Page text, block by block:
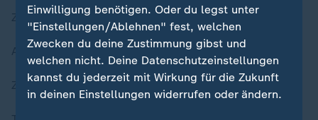
Zuletzt veröffentlicht
Aktuelle Sendungs-Videos
ZDFheute Stories
Einwilligung benötigen. Oder du legst unter
"Einstellungen/Ablehnen" fest, welchen
Zwecken du deine Zustimmung gibst und
welchen nicht. Deine Datenschutzeinstellungen
kannst du jederzeit mit Wirkung für die Zukunft
in deinen Einstellungen widerrufen oder ändern.